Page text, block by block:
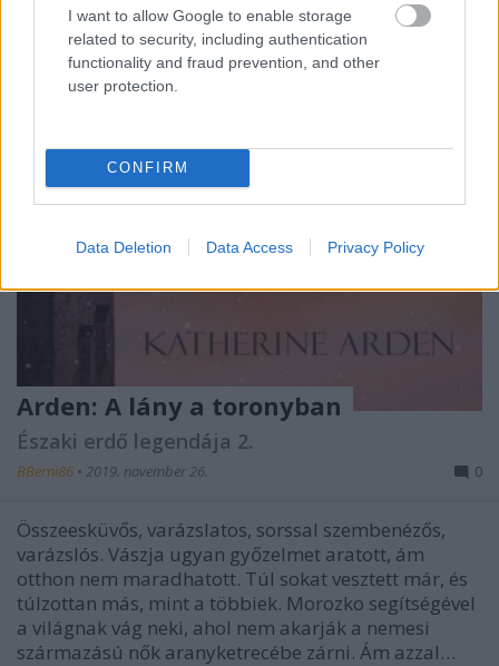
I want to allow Google to enable storage
related to security, including authentication
functionality and fraud prevention, and other
user protection.
CONFIRM
Data Deletion Data Access Privacy Policy
Arden: A lány a toronyban
Északi erdő legendája 2.
BBerni86 • 2019. november 26. 0
Összeesküvős, varázslatos, sorssal szembenézős,
varázslós. Vászja ugyan győzelmet aratott, ám
otthon nem maradhatott. Túl sokat vesztett már, és
túlzottan más, mint a többiek. Morozko segítségével
a világnak vág neki, ahol nem akarják a nemesi
származású nők aranyketrecébe zárni. Ám azzal…